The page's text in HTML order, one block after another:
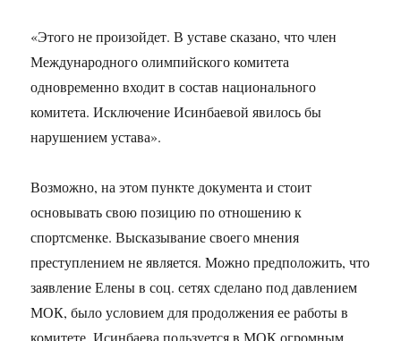
«Этого не произойдет. В уставе сказано, что член
Международного олимпийского комитета
одновременно входит в состав национального
комитета. Исключение Исинбаевой явилось бы
нарушением устава».
Возможно, на этом пункте документа и стоит
основывать свою позицию по отношению к
спортсменке. Высказывание своего мнения
преступлением не является. Можно предположить, что
заявление Елены в соц. сетях сделано под давлением
МОК, было условием для продолжения ее работы в
комитете. Исинбаева пользуется в МОК огромным